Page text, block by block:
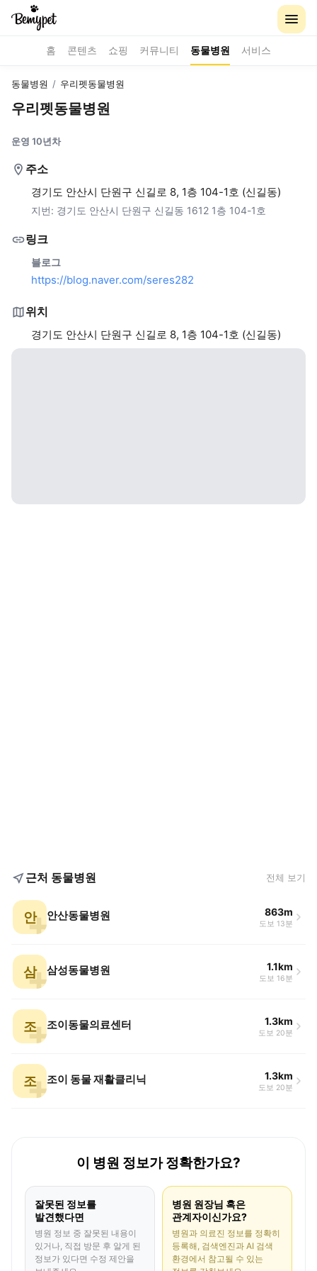
홈 콘텐츠 쇼핑 커뮤니티 동물병원 서비스
동물병원 / 우리펫동물병원
우리펫동물병원
운영 10년차
주소
경기도 안산시 단원구 신길로 8, 1층 104-1호 (신길동)
지번: 경기도 안산시 단원구 신길동 1612 1층 104-1호
링크
블로그
https://blog.naver.com/seres282
위치
경기도 안산시 단원구 신길로 8, 1층 104-1호 (신길동)
근처 동물병원 전체 보기
안 안산동물병원 863m
도보 13분
삼 삼성동물병원 1.1km
도보 16분
조 조이동물의료센터 1.3km
도보 20분
조 조이 동물 재활클리닉 1.3km
도보 20분
이 병원 정보가 정확한가요?
잘못된 정보를
발견했다면
병원 정보 중 잘못된 내용이
있거나, 직접 방문 후 알게 된
정보가 있다면 수정 제안을
병원 원장님 혹은
관계자이신가요?
병원과 의료진 정보를 정확히
등록해, 검색엔진과 AI 검색
환경에서 참고될 수 있는